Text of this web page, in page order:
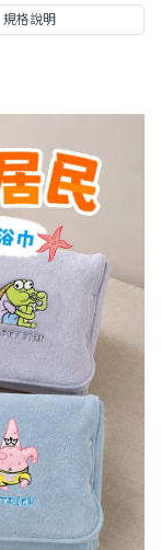
規格說明